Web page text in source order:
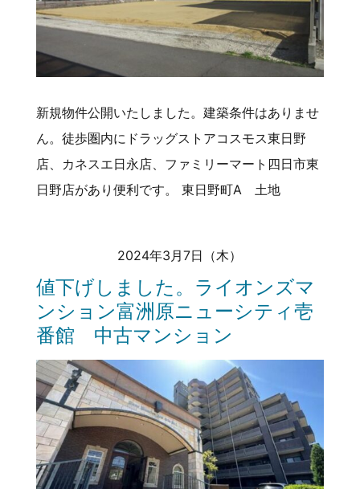
新規物件公開いたしました。建築条件はありませ
ん。徒歩圏内にドラッグストアコスモス東日野
店、カネスエ日永店、ファミリーマート四日市東
日野店があり便利です。 東日野町A 土地
2024年3月7日（木）
値下げしました。ライオンズマ
ンション富洲原ニューシティ壱
番館 中古マンション